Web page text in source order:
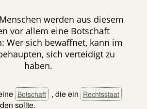
werden aus diesem
vor allem eine Botschaft
Wer sich bewaffnet, kann im
sich verteidigt zu
haben.
Botschaft , die ein Rechtsstaat
sollte.